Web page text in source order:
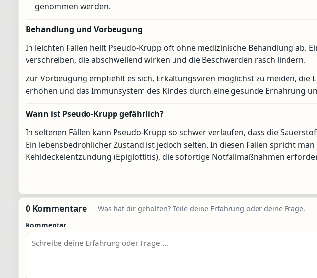
genommen werden.
Behandlung und Vorbeugung
In leichten Fällen heilt Pseudo-Krupp oft ohne medizinische Behandlung ab.
verschreiben, die abschwellend wirken und die Beschwerden rasch lindern.
Zur Vorbeugung empfiehlt es sich, Erkältungsviren möglichst zu meiden, die
erhöhen und das Immunsystem des Kindes durch eine gesunde Ernährung
Wann ist Pseudo-Krupp gefährlich?
In seltenen Fällen kann Pseudo-Krupp so schwer verlaufen, dass die
Ein lebensbedrohlicher Zustand ist jedoch selten. In diesen Fällen spricht man
Kehldeckelentzündung (Epiglottitis), die sofortige Notfallmaßnahmen
0 Kommentare
Was hat dir geholfen? Teile deine Erfahrung oder deine Frage.
Kommentar